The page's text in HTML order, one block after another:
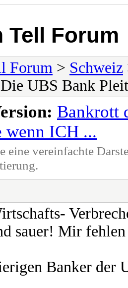
Tell Forum
Forum > Schweiz
UBS Bank
Bankrott
wenn ICH ...
eine vereinfachte
sauer! Mir
Banker der